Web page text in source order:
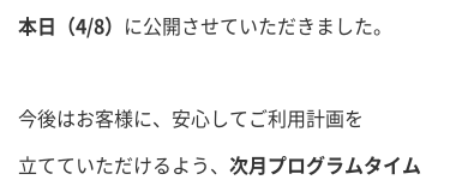
本日（4/8） に公開させていただきました。
今後はお客様に、安心してご利用計画を
立てていただけるよう、 次月プログラムタイム